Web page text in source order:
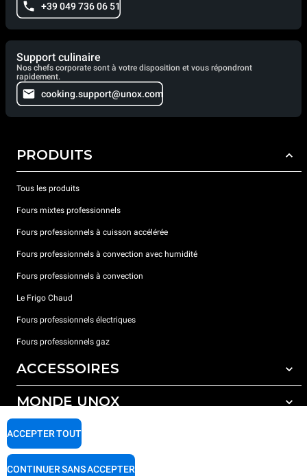
+39 049 736 06 51
Support culinaire
Nos chefs corporate sont à votre disposition et vous répondront
rapidement.
cooking.support@unox.com
PRODUITS
Tous les produits
Fours mixtes professionnels
Fours professionnels à cuisson accélérée
Fours professionnels à convection avec humidité
Fours professionnels à convection
Le Frigo Chaud
Fours professionnels électriques
Fours professionnels gaz
ACCESSOIRES
Tous les accessoires
Détergents pour lavage automatique
Détergents pour lavage manuel
Traitement de l'eau avec filtres à résine
MONDE UNOX
Nos bureaux dans le monde
SUPPORT
Garantie Unox
ACCEPTER TOUT
CONTINUER SANS ACCEPTER